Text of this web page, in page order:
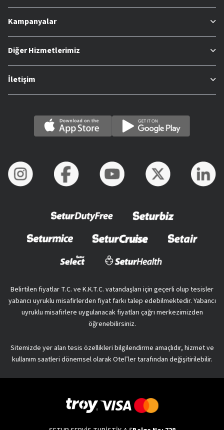
Kampanyalar
Diğer Hizmetlerimiz
İletişim
Belirtilen fiyatlar T.C. ve K.K.T.C. vatandaşları için geçerli olup tesisler
yabancı uyruklu misafirlerden fiyat farkı talep edebilmektedir. Yabancı
uyruklu misafirlere uygulanacak fiyatları çağrı merkezimizden
öğrenebilirsiniz.
Sitemizde yer alan tesis özellikleri bilgilendirme amaçlıdır, hizmet ve
kullanım saatleri dönemsel olarak Otel’ler tarafından değişitirilebilir.